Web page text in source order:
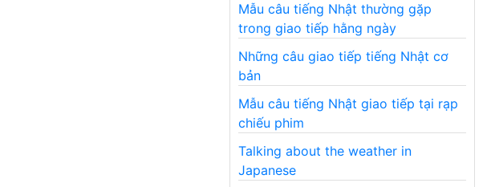
Mẫu câu tiếng Nhật thường gặp
trong giao tiếp hằng ngày
Những câu giao tiếp tiếng Nhật cơ
bản
Mẫu câu tiếng Nhật giao tiếp tại rạp
chiếu phim
Talking about the weather in
Japanese